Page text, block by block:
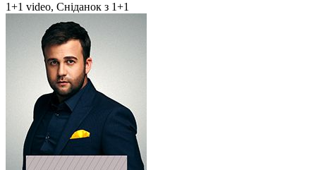
1+1 video, Сніданок з 1+1